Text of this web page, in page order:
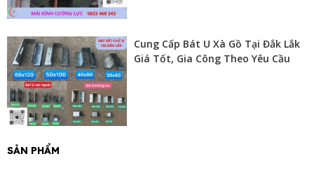
Cung Cấp Bát U Xà Gồ Tại Đắk Lắk
Giá Tốt, Gia Công Theo Yêu Cầu
SẢN PHẨM